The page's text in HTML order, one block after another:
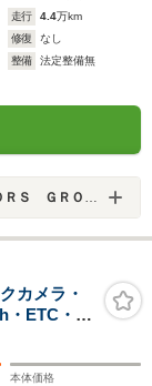
走行 4.4万km
修復
なし
整備
法定整備無
ＧＲＯＵＰ
カメラ・
ETC・
・ベンチ
本体価格